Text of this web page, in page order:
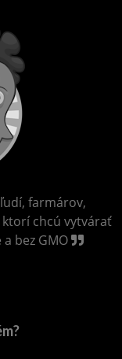
farmárov,
chcú vytvárať
bez GMO